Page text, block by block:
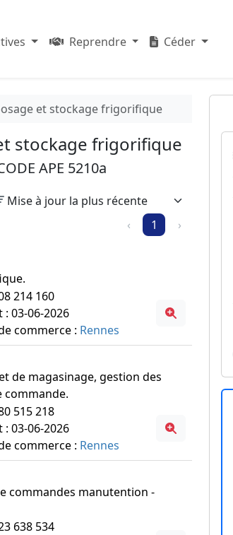
Reprendre Céder
et stockage frigorifique
stockage frigorifique
APE 5210a
résultats :
‹ 1 ›
214 160
: 03-06-2026
commerce : Rennes
de magasinage, gestion des
commande.
515 218
: 03-06-2026
commerce : Rennes
commandes manutention -
638 534